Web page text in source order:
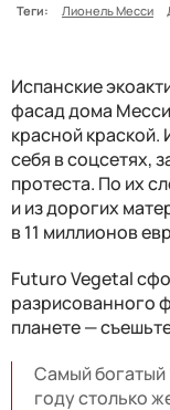
Теги:
Лионель Месси
Испанские
фасад дома
красной краской.
себя в соцсетях,
протеста. По их
и из дорогих
в 11 миллионов
Futuro Vegetal
разрисованного
планете —
Самый богатый
году столько